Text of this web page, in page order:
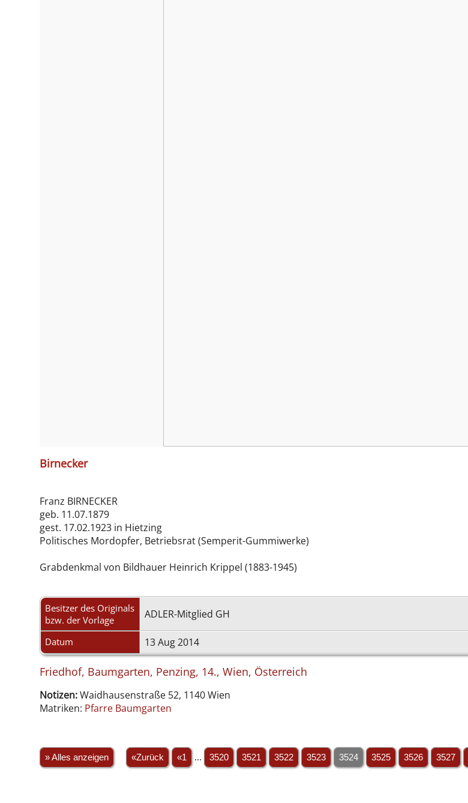
Birnecker
Franz BIRNECKER
geb. 11.07.1879
gest. 17.02.1923 in Hietzing
Politisches Mordopfer, Betriebsrat (Semperit-Gummiwerke)
Grabdenkmal von Bildhauer Heinrich Krippel (1883-1945)
Besitzer des Originals
bzw. der Vorlage
ADLER-Mitglied GH
Datum 13 Aug 2014
Friedhof, Baumgarten, Penzing, 14., Wien, Österreich
Notizen:Waidhausenstraße 52, 1140 Wien
Matriken: Pfarre Baumgarten
» Alles anzeigen «Zurück «1 ... 3520 3521 3522 3523 3524 3525 3526 3527